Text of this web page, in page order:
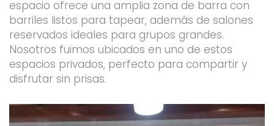
espacio ofrece una amplia zona de barra con
barriles listos para tapear, además de salones
reservados ideales para grupos grandes.
Nosotros fuimos ubicados en uno de estos
espacios privados, perfecto para compartir y
disfrutar sin prisas.